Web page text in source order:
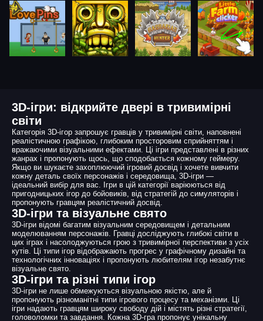
3D-ігри: відкрийте двері в тривимірні
світи
Категорія 3D-ігор запрошує гравців у тривимірні світи, наповнені
реалістичною графікою, глибоким просторовим сприйняттям і
вражаючими візуальними ефектами. Ці ігри представлені в різних
жанрах і пропонують щось, що сподобається кожному геймеру.
Якщо ви шукаєте захоплюючий ігровий досвід і хочете вивчити
кожну деталь своїх персонажів і середовища, 3D-ігри —
ідеальний вибір для вас. Ігри в цій категорії варіюються від
пригодницьких ігор до бойовиків, від стратегій до симуляторів і
пропонують гравцям реалістичний досвід.
3D-ігри та візуальне свято
3D-ігри відомі багатим візуальним середовищем і детальним
моделюванням персонажів. Гравці досліджують глибокі світи в
цих іграх і насолоджуються грою з тривимірної перспективи з усіх
кутів. Ці типи ігор відображають прогрес у графічному дизайні та
технологічних інноваціях і пропонують любителям ігор незабутнє
візуальне свято.
3D-ігри та різні типи ігор
3D-ігри не лише обмежуються візуальною якістю, але й
пропонують різноманітні типи ігрового процесу та механізми. Ці
ігри надають гравцям широку свободу дій і містять різні стратегії,
головоломки та завдання. Кожна 3D-гра пропонує унікальну